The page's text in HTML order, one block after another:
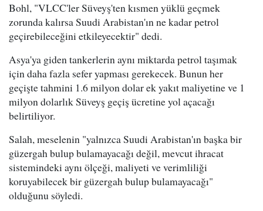
Bohl, "VLCC'ler Süveyş'ten kısmen yüklü geçmek
zorunda kalırsa Suudi Arabistan'ın ne kadar petrol
geçirebileceğini etkileyecektir" dedi.
Asya'ya giden tankerlerin aynı miktarda petrol taşımak
için daha fazla sefer yapması gerekecek. Bunun her
geçişte tahmini 1.6 milyon dolar ek yakıt maliyetine ve 1
milyon dolarlık Süveyş geçiş ücretine yol açacağı
belirtiliyor.
Salah, meselenin "yalnızca Suudi Arabistan'ın başka bir
güzergah bulup bulamayacağı değil, mevcut ihracat
sistemindeki aynı ölçeği, maliyeti ve verimliliği
koruyabilecek bir güzergah bulup bulamayacağı"
olduğunu söyledi.